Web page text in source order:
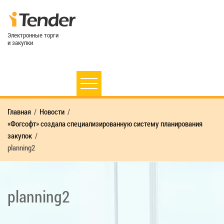
Электронные торги
и закупки
Главная
Новости
«Фогсофт» создала специализированную систему планирования
закупок
planning2
planning2